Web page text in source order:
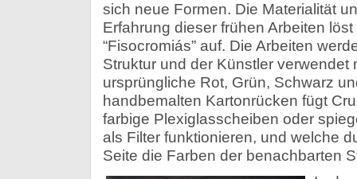
sich neue Formen. Die Materialität
Erfahrung dieser frühen Arbeiten
“Fisocromiás” auf. Die Arbeiten
Struktur und der Künstler verwendet
ursprüngliche Rot, Grün, Schwarz
handbemalten Kartonrücken fügt
farbige Plexiglasscheiben oder
als Filter funktionieren, und welche
Seite die Farben der benachbarten